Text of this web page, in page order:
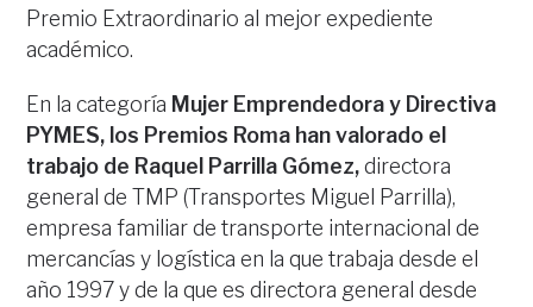
Premio Extraordinario al mejor expediente
académico.
En la categoría Mujer Emprendedora y Directiva
PYMES, los Premios Roma han valorado el
trabajo de Raquel Parrilla Gómez,directora
general de TMP (Transportes Miguel Parrilla),
empresa familiar de transporte internacional de
mercancías y logística en la que trabaja desde el
año 1997 y de la que es directora general desde